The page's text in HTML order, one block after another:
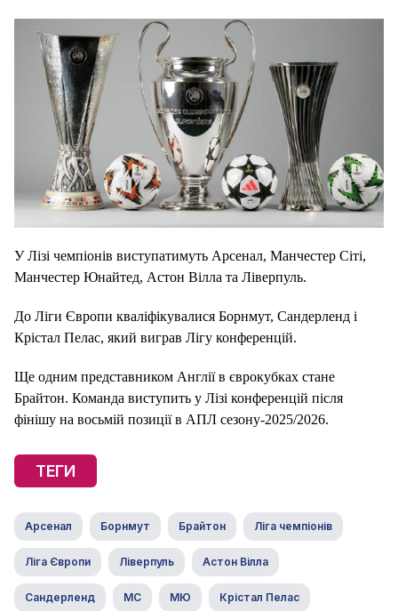
У Лізі чемпіонів виступатимуть Арсенал, Манчестер Сіті,
Манчестер Юнайтед, Астон Вілла та Ліверпуль.
До Ліги Європи кваліфікувалися Борнмут, Сандерленд і
Крістал Пелас, який виграв Лігу конференцій.
Ще одним представником Англії в єврокубках стане
Брайтон. Команда виступить у Лізі конференцій після
фінішу на восьмій позиції в АПЛ сезону-2025/2026.
ТЕГИ
Арсенал Борнмут Брайтон Ліга чемпіонів
Ліга Європи Ліверпуль Астон Вілла
Сандерленд МС МЮ Крістал Пелас